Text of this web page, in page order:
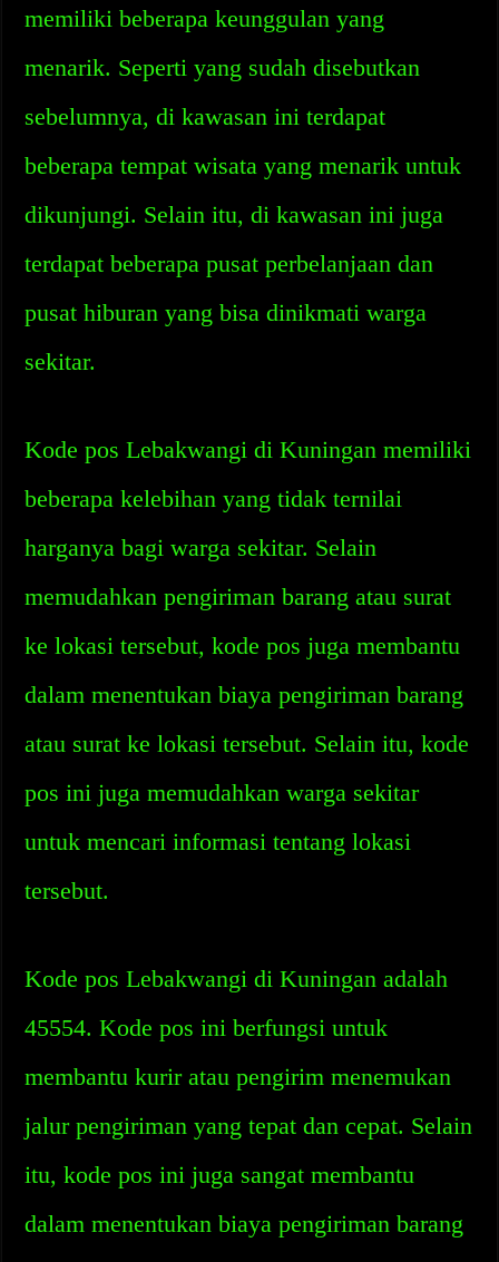
memiliki beberapa keunggulan yang
menarik. Seperti yang sudah disebutkan
sebelumnya, di kawasan ini terdapat
beberapa tempat wisata yang menarik untuk
dikunjungi. Selain itu, di kawasan ini juga
terdapat beberapa pusat perbelanjaan dan
pusat hiburan yang bisa dinikmati warga
sekitar.
Kode pos Lebakwangi di Kuningan memiliki
beberapa kelebihan yang tidak ternilai
harganya bagi warga sekitar. Selain
memudahkan pengiriman barang atau surat
ke lokasi tersebut, kode pos juga membantu
dalam menentukan biaya pengiriman barang
atau surat ke lokasi tersebut. Selain itu, kode
pos ini juga memudahkan warga sekitar
untuk mencari informasi tentang lokasi
tersebut.
Kode pos Lebakwangi di Kuningan adalah
45554. Kode pos ini berfungsi untuk
membantu kurir atau pengirim menemukan
jalur pengiriman yang tepat dan cepat. Selain
itu, kode pos ini juga sangat membantu
dalam menentukan biaya pengiriman barang